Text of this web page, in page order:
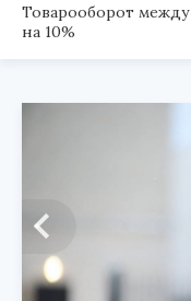
Товарооборот
на 10%